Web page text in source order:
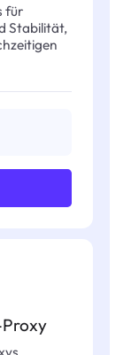
für
Stabilität,